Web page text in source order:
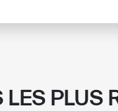
LES PLUS